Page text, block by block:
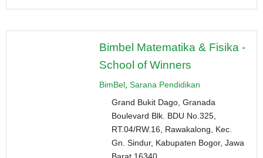
Bimbel Matematika & Fisika -
School of Winners
BimBel, Sarana Pendidikan
Grand Bukit Dago, Granada
Boulevard Blk. BDU No.325,
RT.04/RW.16, Rawakalong, Kec.
Gn. Sindur, Kabupaten Bogor, Jawa